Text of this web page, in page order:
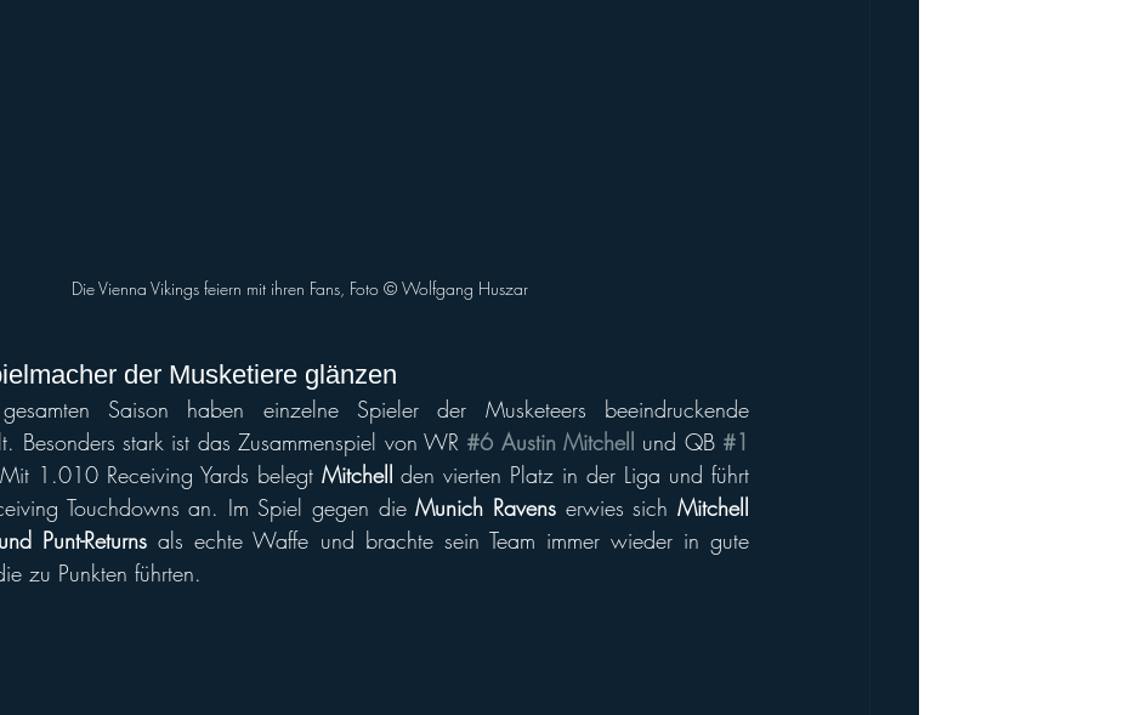
Die Vienna Vikings feiern mit ihren Fans, Foto ©️ Wolfgang Huszar
der Musketiere glänzen
Saison haben einzelne Spieler der Musketeers beeindruckende
Besonders stark ist das Zusammenspiel von WR #6 Austin Mitchell und QB #1
1.010 Receiving Yards belegt Mitchell den vierten Platz in der Liga und führt
Touchdowns an. Im Spiel gegen die Munich Ravens erwies sich Mitchell
Punt-Returns als echte Waffe und brachte sein Team immer wieder in gute
zu Punkten führten.